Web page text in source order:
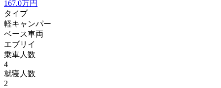
167.0万円
タイプ
軽キャンパー
ベース車両
エブリイ
乗車人数
4
就寝人数
2